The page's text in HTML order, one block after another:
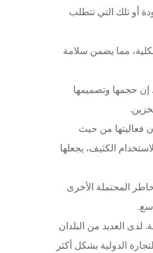
أو تلك التي تتطلب
مما يضمن سلامة
إن حجمها وتصميمها
فعاليتها من حيث
الكثيف، يجعلها
المحتملة الأخرى
لدى العديد من البلدان
الدولية بشكل أكثر